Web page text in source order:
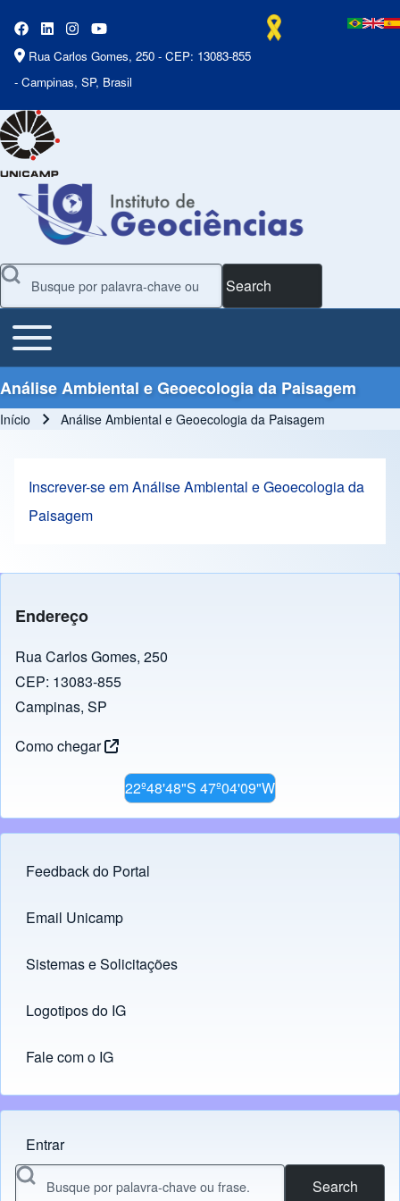
Rua Carlos Gomes, 250 - CEP: 13083-855
- Campinas, SP, Brasil
Search
Main Menu
Toggle main menu
Análise Ambiental e Geoecologia da Paisagem
Início Análise Ambiental e Geoecologia da Paisagem
Inscrever-se em Análise Ambiental e Geoecologia da
Paisagem
Endereço
Rua Carlos Gomes, 250
CEP: 13083-855
Campinas, SP
Como chegar
22º48'48"S 47º04'09"W
Footer menu
Feedback do Portal
Links
Email Unicamp
(opens in new tab)
Sistemas e Solicitações
(opens in new tab)
Logotipos do IG
(opens in new tab)
Fale com o IG
Menu do usuário
Entrar
Search